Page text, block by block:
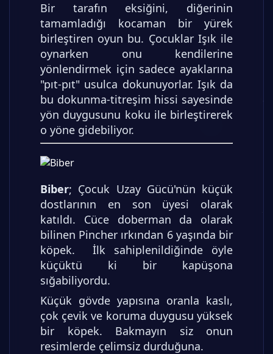
Bir tarafın eksiğini, diğerinin
tamamladığı kocaman bir yürek
birleştiren oyun bu. Çocuklar Işık ile
oynarken onu kendilerine
yönlendirmek için sadece ayaklarına
"pıt-pıt" usulca dokunuyorlar. Işık da
bu dokunma-titreşim hissi sayesinde
yön duygusunu koku ile birleştirerek
o yöne gidebiliyor.
Biber; Çocuk Uzay Gücü'nün küçük
dostlarının en son üyesi olarak
katıldı. Cüce doberman da olarak
bilinen Pincher ırkından 6 yaşında bir
köpek. İlk sahiplenildiğinde öyle
küçüktü ki bir kapüşona
sığabiliyordu.
Küçük gövde yapısına oranla kaslı,
çok çevik ve koruma duygusu yüksek
bir köpek. Bakmayın siz onun
resimlerde çelimsiz durduğuna.